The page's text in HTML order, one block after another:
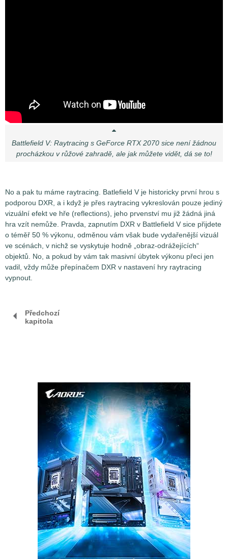
Battlefield V: Raytracing s GeForce RTX 2070 sice není žádnou
procházkou v růžové zahradě, ale jak můžete vidět, dá se to!
No a pak tu máme raytracing. Batlefield V je historicky první hrou s
podporou DXR, a i když je přes raytracing vykreslován pouze jediný
vizuální efekt ve hře (reflections), jeho prvenství mu již žádná jiná
hra vzít nemůže. Pravda, zapnutím DXR v Battlefield V sice přijdete
o téměř 50 % výkonu, odměnou vám však bude vydařenější vizuál
ve scénách, v nichž se vyskytuje hodně „obraz-odrážejících“
objektů. No, a pokud by vám tak masivní úbytek výkonu přeci jen
vadil, vždy může přepínačem DXR v nastavení hry raytracing
vypnout.
Předchozí
kapitola